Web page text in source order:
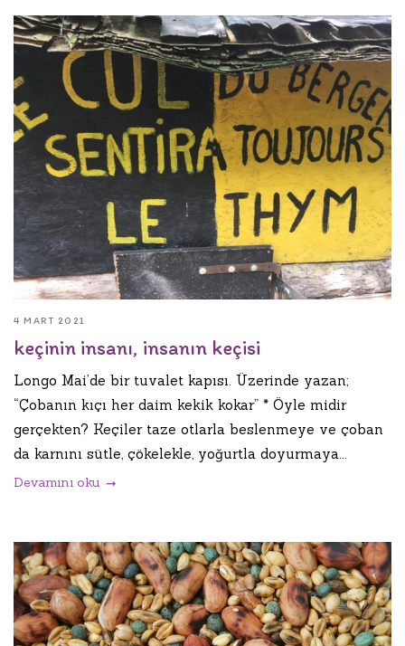
4 MART 2021
keçinin insanı, insanın keçisi
Longo Mai’de bir tuvalet kapısı. Üzerinde yazan;
“Çobanın kıçı her daim kekik kokar” * Öyle midir
gerçekten? Keçiler taze otlarla beslenmeye ve çoban
da karnını sütle, çökelekle, yoğurtla doyurmaya...
Devamını oku